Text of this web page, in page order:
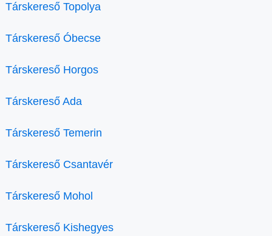
Társkereső Topolya
Társkereső Óbecse
Társkereső Horgos
Társkereső Ada
Társkereső Temerin
Társkereső Csantavér
Társkereső Mohol
Társkereső Kishegyes